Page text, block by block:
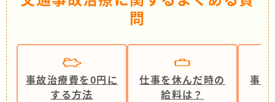
問
事故治療費を0円に
する方法
仕事を休んだ時の
給料は？
事故